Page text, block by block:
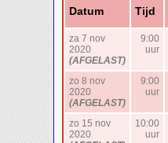
Datum Tijd
za 7 nov
2020
(AFGELAST)
9:00
uur
zo 8 nov
2020
(AFGELAST)
9:00
uur
zo 15 nov
2020
10:00
uur